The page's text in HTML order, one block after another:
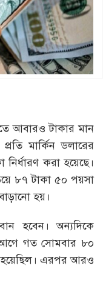
আবারও টাকার মান
মার্কিন ডলারের
করা হয়েছে।
৮৭ টাকা ৫০ পয়সা
হয়।
হবেন। অন্যদিকে
গত সোমবার ৮০
হয়েছিল। এরপর আরও